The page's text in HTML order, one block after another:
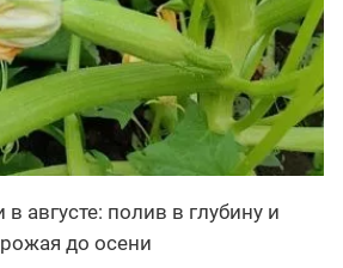
августе: полив в глубину и
до осени